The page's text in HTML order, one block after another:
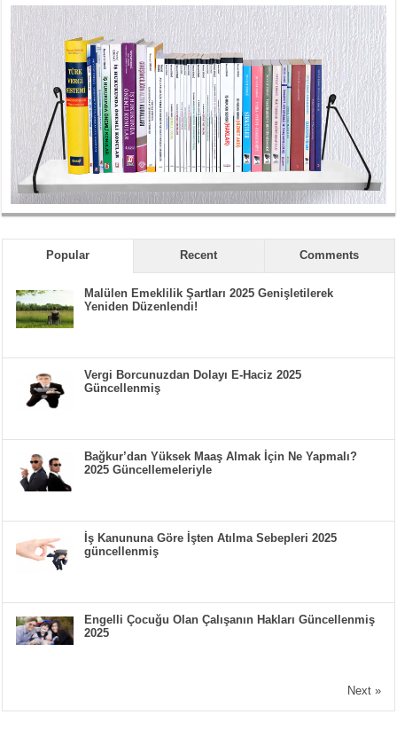
Popular Recent Comments
Malülen Emeklilik Şartları 2025 Genişletilerek
Yeniden Düzenlendi!
Vergi Borcunuzdan Dolayı E-Haciz 2025
Güncellenmiş
Bağkur’dan Yüksek Maaş Almak İçin Ne Yapmalı?
2025 Güncellemeleriyle
İş Kanununa Göre İşten Atılma Sebepleri 2025
güncellenmiş
Engelli Çocuğu Olan Çalışanın Hakları Güncellenmiş
2025
Next »